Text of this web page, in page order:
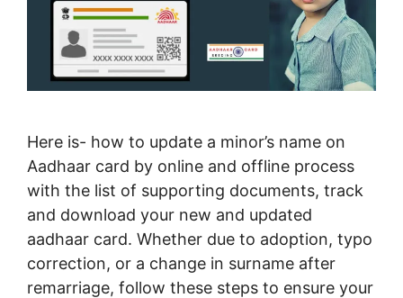
Here is- how to update a minor’s name on
Aadhaar card by online and offline process
with the list of supporting documents, track
and download your new and updated
aadhaar card. Whether due to adoption, typo
correction, or a change in surname after
remarriage, follow these steps to ensure your